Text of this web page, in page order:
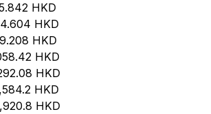
HKD
HKD
HKD
HKD
HKD
HKD
HKD